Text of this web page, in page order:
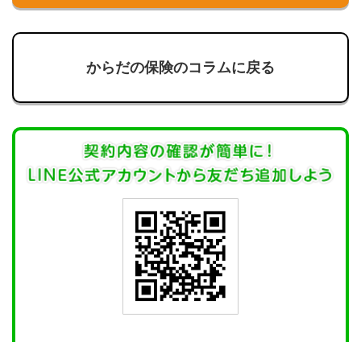
からだの保険のコラムに戻る